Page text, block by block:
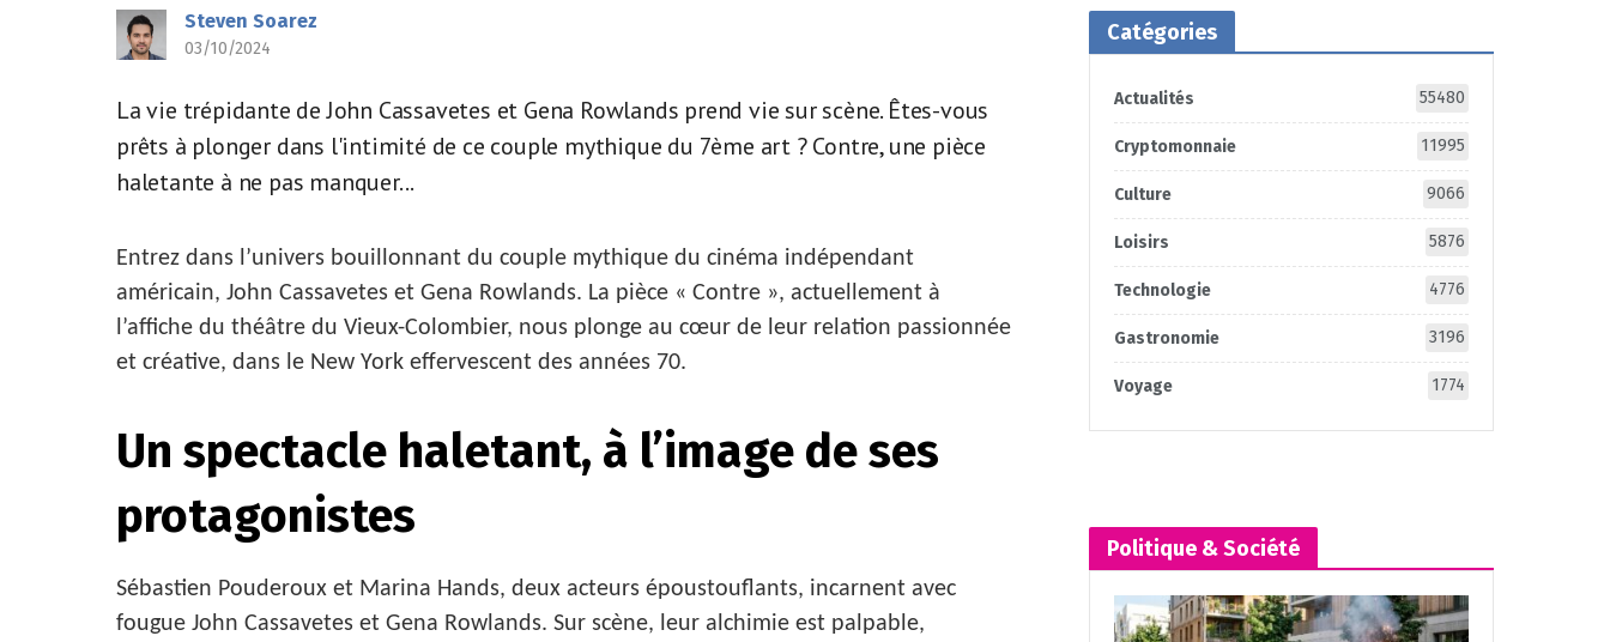
Steven Soarez
03/10/2024
La vie trépidante de John Cassavetes et Gena Rowlands prend vie sur scène. Êtes-vous
prêts à plonger dans l'intimité de ce couple mythique du 7ème art ? Contre, une pièce
haletante à ne pas manquer...
Entrez dans l’univers bouillonnant du couple mythique du cinéma indépendant
américain, John Cassavetes et Gena Rowlands. La pièce « Contre », actuellement à
l’affiche du théâtre du Vieux-Colombier, nous plonge au cœur de leur relation passionnée
et créative, dans le New York effervescent des années 70.
Un spectacle haletant, à l’image de ses
protagonistes
Sébastien Pouderoux et Marina Hands, deux acteurs époustouflants, incarnent avec
fougue John Cassavetes et Gena Rowlands. Sur scène, leur alchimie est palpable,
Catégories
Actualités 55480
Cryptomonnaie 11995
Culture 9066
Loisirs 5876
Technologie 4776
Gastronomie 3196
Voyage 1774
Politique & Société